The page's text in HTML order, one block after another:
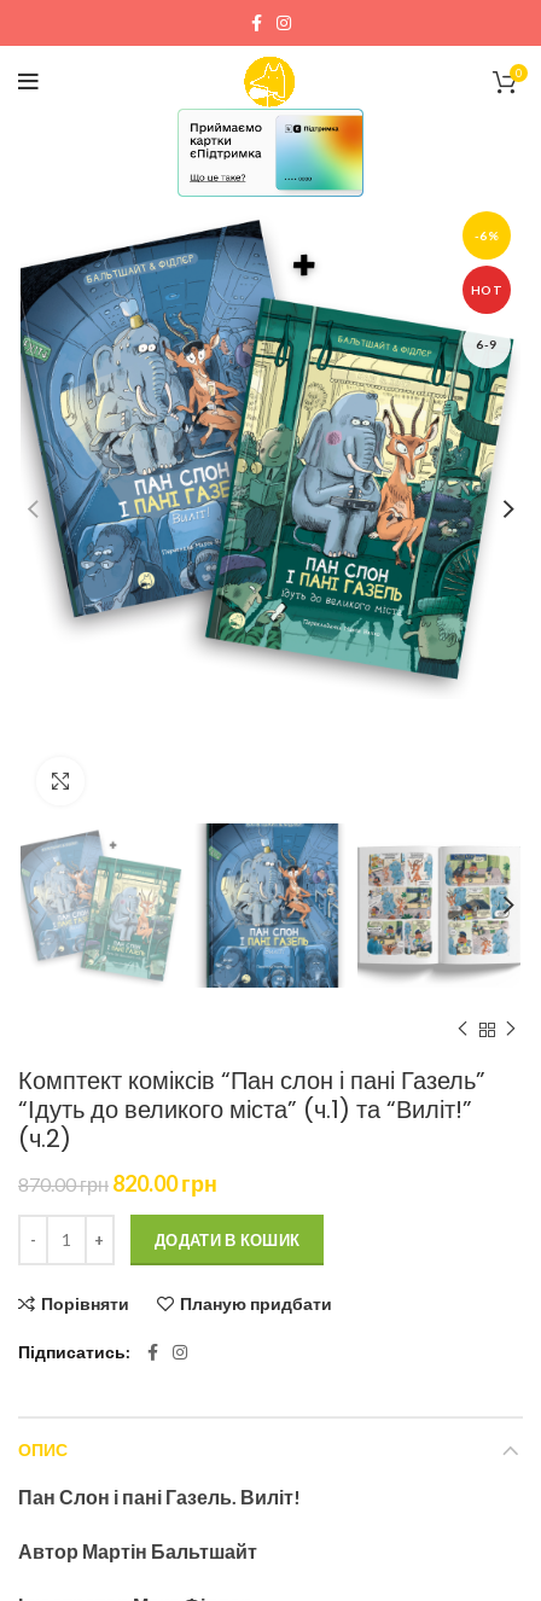
0
-6%
HOT
6-9
Комптект коміксів “Пан слон і пані Газель”
“Ідуть до великого міста” (ч.1) та “Виліт!”
(ч.2)
870.00грн Оригінальна
870.00
грн.
820.00грн
820.00
грн.
ДОДАТИ В КОШИК
Порівняти Планую придбати
Підписатись
ОПИС
Пан Слон і пані Газель. Виліт!
Автор Мартін Бальтшайт